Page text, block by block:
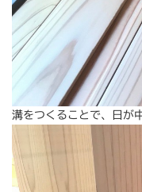
溝をつくることで、日が